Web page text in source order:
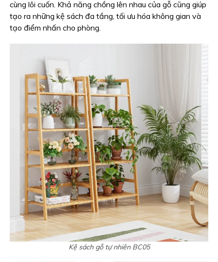
cùng lôi cuốn. Khả năng chồng lên nhau của gỗ cũng giúp
tạo ra những kệ sách đa tầng, tối ưu hóa không gian và
tạo điểm nhấn cho phòng.
Kệ sách gỗ tự nhiên BC05